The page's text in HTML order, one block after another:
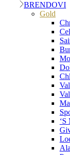
BRENDOVI
Gold
‘S